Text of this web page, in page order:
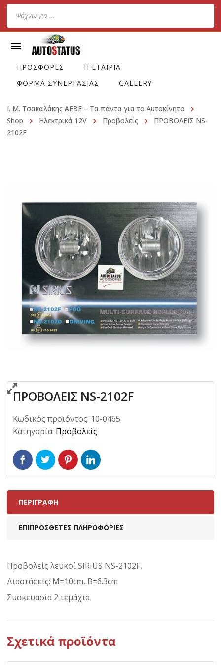
Products
search
ΠΡΟΣΦΟΡΕΣ
Η ΕΤΑΙΡΙΑ
ΦΟΡΜΑ ΣΥΝΕΡΓΑΣΙΑΣ
GALLERY
Ι. Μ. Τσακαλάκης ΑΕΒΕ – Τα πάντα για το Αυτοκίνητο
Shop
Ηλεκτρικά 12V Προβολείς
ΠΡΟΒΟΛΕΙΣ NS-
2102F
ΠΡΟΒΟΛΕΙΣ NS-2102F
Κωδικός προϊόντος: 10-0465
Κατηγορία: Προβολείς
ΠΕΡΙΓΡΑΦΉ
ΕΠΙΠΡΌΣΘΕΤΕΣ ΠΛΗΡΟΦΟΡΊΕΣ
Προβολείς λευκοί SIRIUS NS-2102F,
Διαστάσεις: M=10cm, B=6.3cm
Συσκευασία 2 τεμάχια
Σχετικά προϊόντα